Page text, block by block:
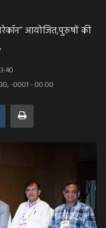
आयोजित,पुरुषों की
-0001 - 00:00